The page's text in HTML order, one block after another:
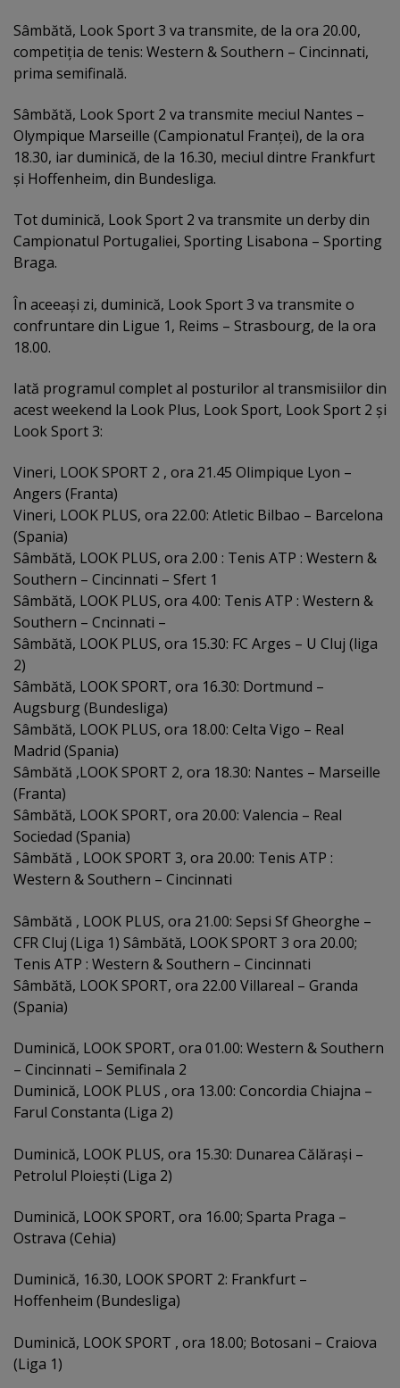
Sâmbătă, Look Sport 3 va transmite, de la ora 20.00,
competiţia de tenis: Western & Southern – Cincinnati,
prima semifinală.
Sâmbătă, Look Sport 2 va transmite meciul Nantes –
Olympique Marseille (Campionatul Franţei), de la ora
18.30, iar duminică, de la 16.30, meciul dintre Frankfurt
şi Hoffenheim, din Bundesliga.
Tot duminică, Look Sport 2 va transmite un derby din
Campionatul Portugaliei, Sporting Lisabona – Sporting
Braga.
În aceeaşi zi, duminică, Look Sport 3 va transmite o
confruntare din Ligue 1, Reims – Strasbourg, de la ora
18.00.
Iată programul complet al posturilor al transmisiilor din
acest weekend la Look Plus, Look Sport, Look Sport 2 şi
Look Sport 3:
Vineri, LOOK SPORT 2 , ora 21.45 Olimpique Lyon –
Angers (Franta)
Vineri, LOOK PLUS, ora 22.00: Atletic Bilbao – Barcelona
(Spania)
Sâmbătă, LOOK PLUS, ora 2.00 : Tenis ATP : Western &
Southern – Cincinnati – Sfert 1
Sâmbătă, LOOK PLUS, ora 4.00: Tenis ATP : Western &
Southern – Cncinnati –
Sâmbătă, LOOK PLUS, ora 15.30: FC Arges – U Cluj (liga
2)
Sâmbătă, LOOK SPORT, ora 16.30: Dortmund –
Augsburg (Bundesliga)
Sâmbătă, LOOK PLUS, ora 18.00: Celta Vigo – Real
Madrid (Spania)
Sâmbătă ,LOOK SPORT 2, ora 18.30: Nantes – Marseille
(Franta)
Sâmbătă, LOOK SPORT, ora 20.00: Valencia – Real
Sociedad (Spania)
Sâmbătă , LOOK SPORT 3, ora 20.00: Tenis ATP :
Western & Southern – Cincinnati
Sâmbătă , LOOK PLUS, ora 21.00: Sepsi Sf Gheorghe –
CFR Cluj (Liga 1) Sâmbătă, LOOK SPORT 3 ora 20.00;
Tenis ATP : Western & Southern – Cincinnati
Sâmbătă, LOOK SPORT, ora 22.00 Villareal – Granda
(Spania)
Duminică, LOOK SPORT, ora 01.00: Western & Southern
– Cincinnati – Semifinala 2
Duminică, LOOK PLUS , ora 13.00: Concordia Chiajna –
Farul Constanta (Liga 2)
Duminică, LOOK PLUS, ora 15.30: Dunarea Călăraşi –
Petrolul Ploieşti (Liga 2)
Duminică, LOOK SPORT, ora 16.00; Sparta Praga –
Ostrava (Cehia)
Duminică, 16.30, LOOK SPORT 2: Frankfurt –
Hoffenheim (Bundesliga)
Duminică, LOOK SPORT , ora 18.00; Botosani – Craiova
(Liga 1)